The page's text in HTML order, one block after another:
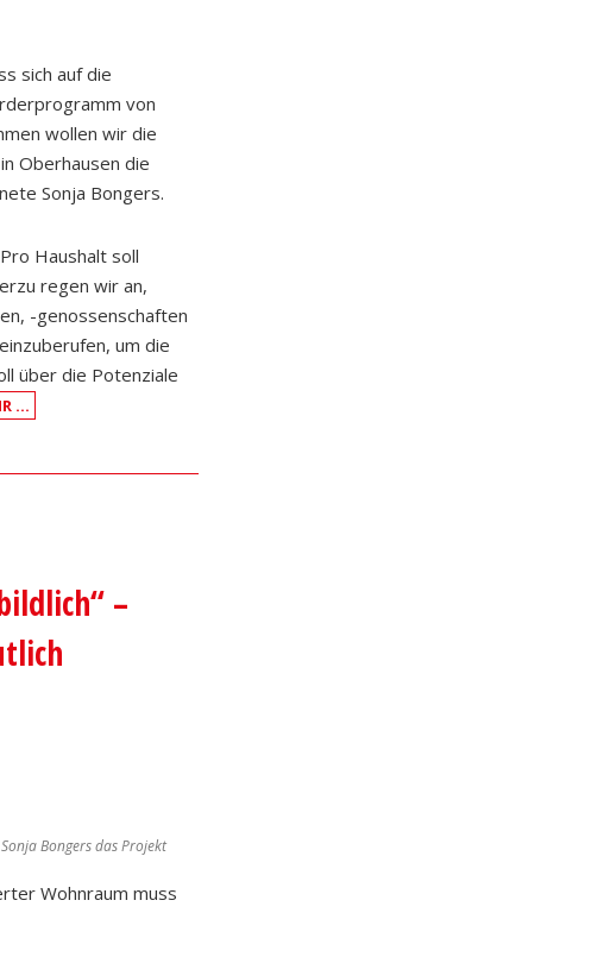
sich auf die
von
wollen wir die
Oberhausen die
Sonja Bongers.
Haushalt soll
regen wir an,
-genossenschaften
um die
über die Potenziale
…
–
Bongers das Projekt
Wohnraum muss